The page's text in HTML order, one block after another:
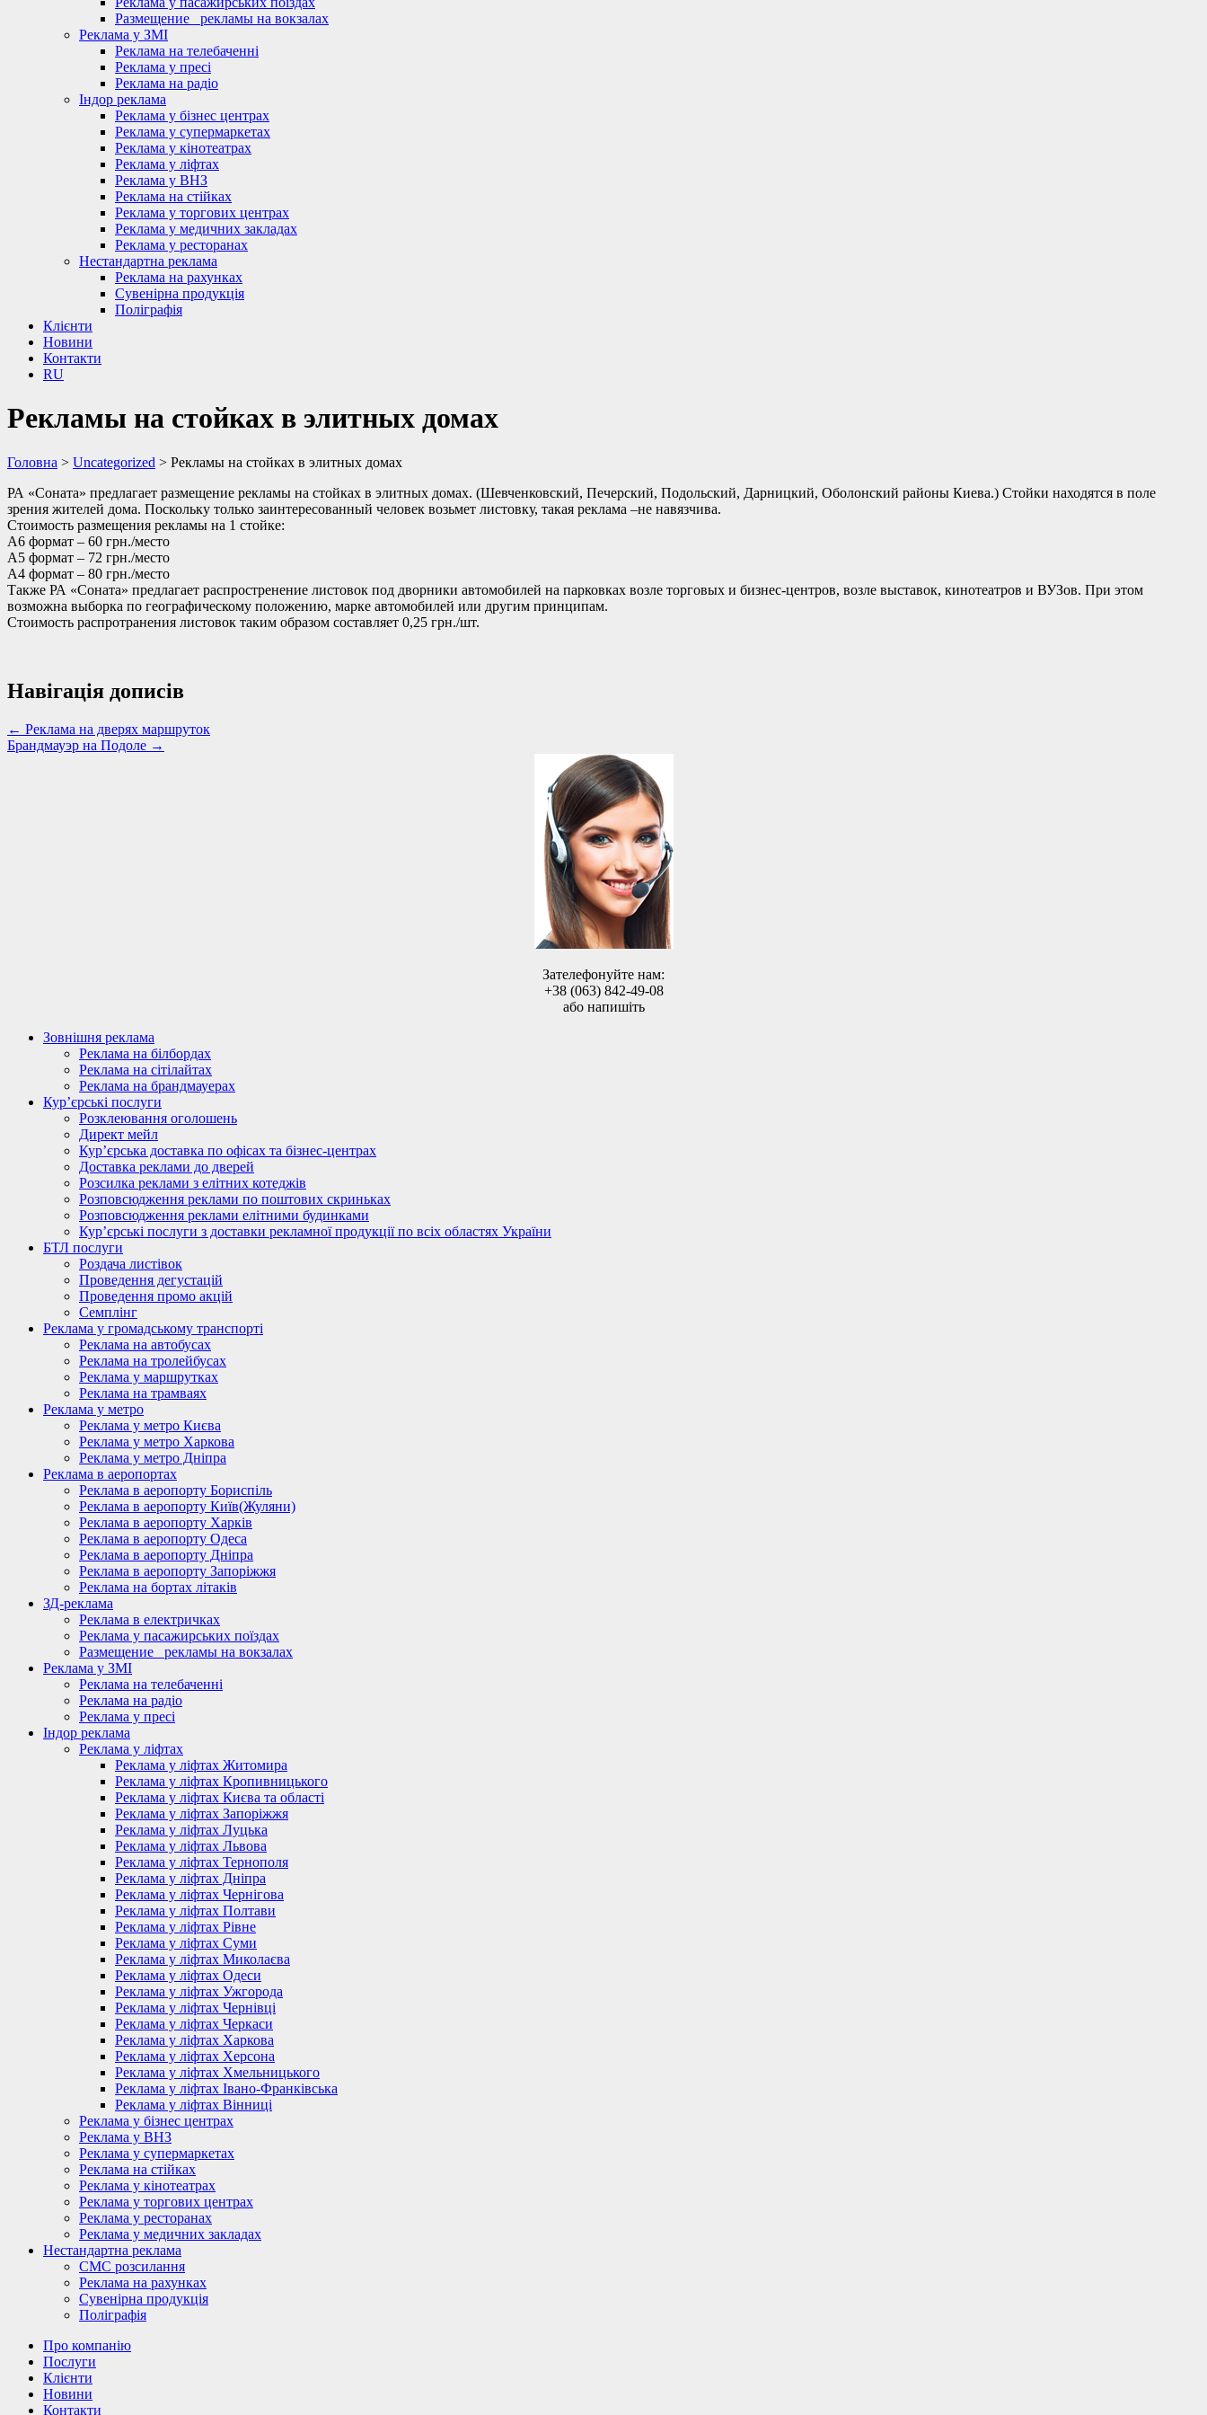
Размещение_ рекламы на вокзалах
Реклама у ЗМІ
Реклама на телебаченні
Реклама у пресі
Реклама на радіо
Індор реклама
Реклама у бізнес центрах
Реклама у супермаркетах
Реклама у кінотеатрах
Реклама у ліфтах
Реклама у ВНЗ
Реклама на стійках
Реклама у торгових центрах
Реклама у медичних закладах
Реклама у ресторанах
Нестандартна реклама
Реклама на рахунках
Сувенірна продукція
Поліграфія
Клієнти
Новини
Контакти
RU
Рекламы на стойках в элитных домах
Головна > Uncategorized > Рекламы на стойках в элитных домах
РА «Соната» предлагает размещение рекламы на стойках в элитных домах. (Шевченковский, Печерский, Подольский, Дарницкий, Оболонский районы Киева.) Стойки находятся в поле
зрения жителей дома. Поскольку только заинтересованный человек возьмет листовку, такая реклама –не навязчива.
Стоимость размещения рекламы на 1 стойке:
А6 формат – 60 грн./место
А5 формат – 72 грн./место
А4 формат – 80 грн./место
Также РА «Соната» предлагает распростренение листовок под дворники автомобилей на парковках возле торговых и бизнес-центров, возле выставок, кинотеатров и ВУЗов. При этом
возможна выборка по географическому положению, марке автомобилей или другим принципам.
Стоимость распротранения листовок таким образом составляет 0,25 грн./шт.
Навігація дописів
← Реклама на дверях маршруток
Брандмауэр на Подоле →
Зателефонуйте нам:
+38 (063) 842-49-08
або напишіть
Зовнішня реклама
Реклама на білбордах
Реклама на сітілайтах
Реклама на брандмауерах
Кур’єрські послуги
Розклеювання оголошень
Директ мейл
Кур’єрська доставка по офісах та бізнес-центрах
Доставка реклами до дверей
Розсилка реклами з елітних котеджів
Розповсюдження реклами по поштових скриньках
Розповсюдження реклами елітними будинками
Кур’єрські послуги з доставки рекламної продукції по всіх областях України
БТЛ послуги
Роздача листівок
Проведення дегустацій
Проведення промо акцій
Семплінг
Реклама у громадському транспорті
Реклама на автобусах
Реклама на тролейбусах
Реклама у маршрутках
Реклама на трамваях
Реклама у метро
Реклама у метро Києва
Реклама у метро Харкова
Реклама у метро Дніпра
Реклама в аеропортах
Реклама в аеропорту Бориспіль
Реклама в аеропорту Київ(Жуляни)
Реклама в аеропорту Харків
Реклама в аеропорту Одеса
Реклама в аеропорту Дніпра
Реклама в аеропорту Запоріжжя
Реклама на бортах літаків
ЗД-реклама
Реклама в електричках
Реклама у пасажирських поїздах
Размещение_ рекламы на вокзалах
Реклама у ЗМІ
Реклама на телебаченні
Реклама на радіо
Реклама у пресі
Індор реклама
Реклама у ліфтах
Реклама у ліфтах Житомира
Реклама у ліфтах Кропивницького
Реклама у ліфтах Києва та області
Реклама у ліфтах Запоріжжя
Реклама у ліфтах Луцька
Реклама у ліфтах Львова
Реклама у ліфтах Тернополя
Реклама у ліфтах Дніпра
Реклама у ліфтах Чернігова
Реклама у ліфтах Полтави
Реклама у ліфтах Рівне
Реклама у ліфтах Суми
Реклама у ліфтах Миколаєва
Реклама у ліфтах Одеси
Реклама у ліфтах Ужгорода
Реклама у ліфтах Чернівці
Реклама у ліфтах Черкаси
Реклама у ліфтах Харкова
Реклама у ліфтах Херсона
Реклама у ліфтах Хмельницького
Реклама у ліфтах Івано-Франківська
Реклама у ліфтах Вінниці
Реклама у бізнес центрах
Реклама у ВНЗ
Реклама у супермаркетах
Реклама на стійках
Реклама у кінотеатрах
Реклама у торгових центрах
Реклама у ресторанах
Реклама у медичних закладах
Нестандартна реклама
СМС розсилання
Реклама на рахунках
Сувенірна продукція
Поліграфія
Про компанію
Послуги
Клієнти
Новини
Контакти